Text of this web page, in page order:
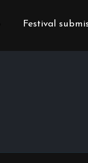
Festival